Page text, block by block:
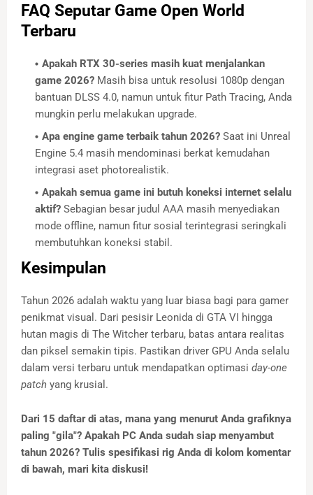
FAQ Seputar Game Open World
Terbaru
Apakah RTX 30-series masih kuat menjalankan
game 2026? Masih bisa untuk resolusi 1080p dengan
bantuan DLSS 4.0, namun untuk fitur Path Tracing, Anda
mungkin perlu melakukan upgrade.
Apa engine game terbaik tahun 2026? Saat ini Unreal
Engine 5.4 masih mendominasi berkat kemudahan
integrasi aset photorealistik.
Apakah semua game ini butuh koneksi internet selalu
aktif? Sebagian besar judul AAA masih menyediakan
mode offline, namun fitur sosial terintegrasi seringkali
membutuhkan koneksi stabil.
Kesimpulan
Tahun 2026 adalah waktu yang luar biasa bagi para gamer
penikmat visual. Dari pesisir Leonida di GTA VI hingga
hutan magis di The Witcher terbaru, batas antara realitas
dan piksel semakin tipis. Pastikan driver GPU Anda selalu
dalam versi terbaru untuk mendapatkan optimasi day-one
patch yang krusial.
Dari 15 daftar di atas, mana yang menurut Anda grafiknya
paling "gila"? Apakah PC Anda sudah siap menyambut
tahun 2026? Tulis spesifikasi rig Anda di kolom komentar
di bawah, mari kita diskusi!